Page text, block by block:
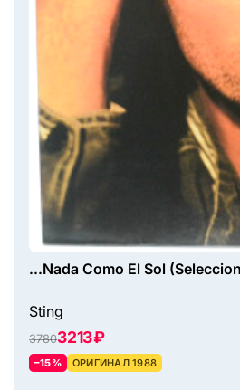
...Nada Como El Sol
Sting
37803213 ₽
–15% ОРИГИНАЛ 1988